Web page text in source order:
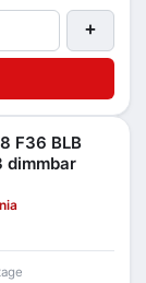
+
F36 BLB
dimmbar